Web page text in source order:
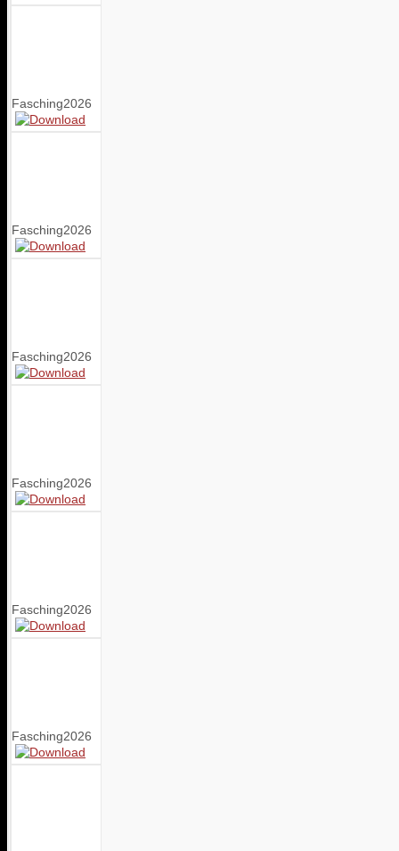
Fasching2026
Fasching2026
Fasching2026
Fasching2026
Fasching2026
Fasching2026